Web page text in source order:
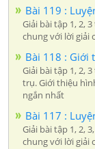
Bài 119 :
Giải bài tập 1, 2,
chung với lời giải
Bài 118 : Giới
Giải bài tập 1, 2,
trụ. Giới thiệu
ngắn nhất
Bài 117 :
Giải bài tập 1, 2,
chung với lời giải